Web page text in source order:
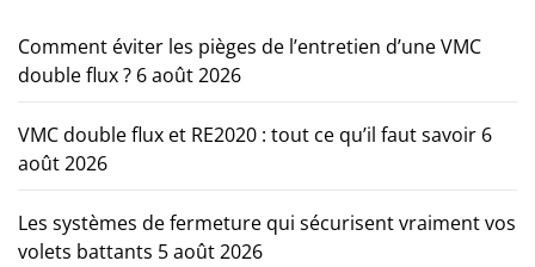
Comment éviter les pièges de l’entretien d’une VMC
double flux ? 6 août 2026
VMC double flux et RE2020 : tout ce qu’il faut savoir 6
août 2026
Les systèmes de fermeture qui sécurisent vraiment vos
volets battants 5 août 2026